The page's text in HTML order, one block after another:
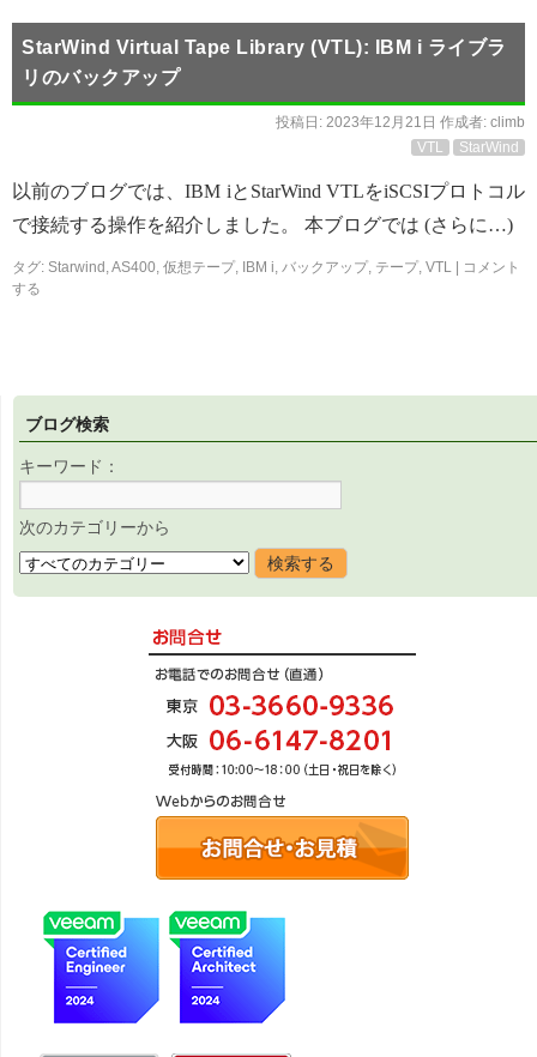
StarWind Virtual Tape Library (VTL): IBM i ライブラ
リのバックアップ
投稿日: 2023年12月21日 作成者: climb
VTL
StarWind
以前のブログでは、IBM iとStarWind VTLをiSCSIプロトコル
で接続する操作を紹介しました。 本ブログでは (さらに…)
タグ: Starwind ,AS400, 仮想テープ, IBM i, バックアップ, テープ, VTL
コメント
する
ブログ検索
キーワード：
次のカテゴリーから